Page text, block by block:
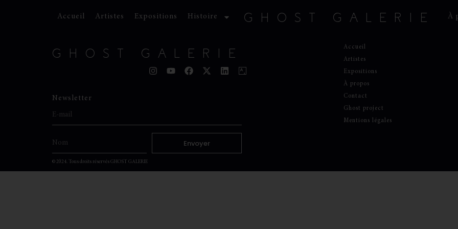
Accueil Artistes Expositions Histoire GHOST GALERIE À
GHOST GALERIE
Newsletter
Envoyer
© 2024. Tous droits réservés GHOST GALERIE
Accueil
Artistes
Expositions
À propos
Contact
Ghost project
Mentions légales